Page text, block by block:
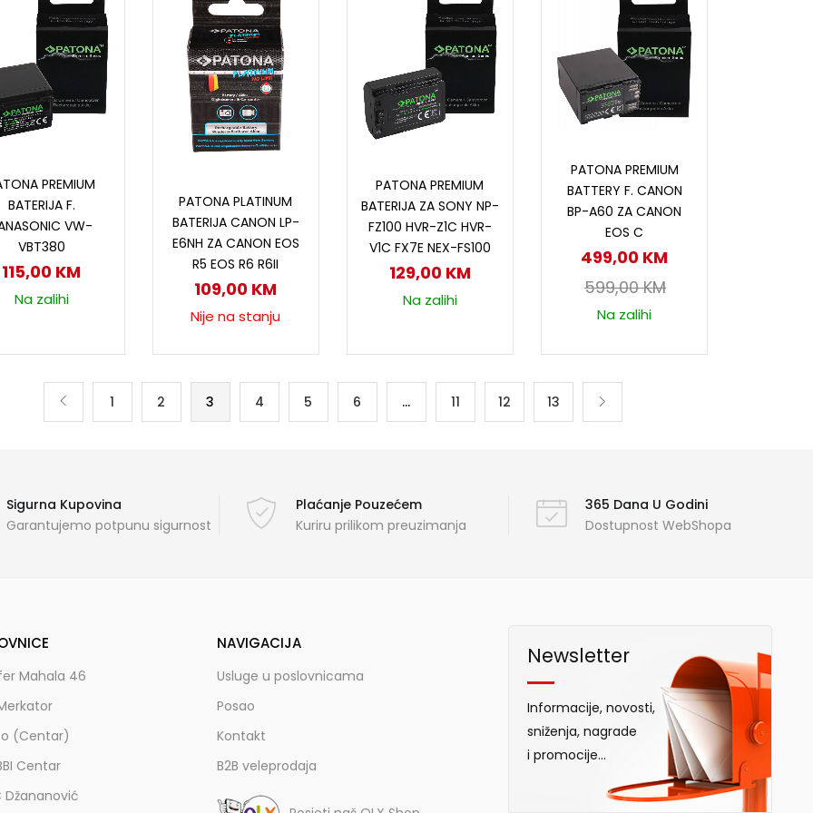
PREMIUM
BATERIJA F.
VW-
VBT380
115,00 KM
Na zalihi
PATONA PLATINUM
BATERIJA CANON LP-
E6NH ZA CANON EOS
R5 EOS R6 R6II
109,00 KM
Nije na stanju
PATONA PREMIUM
BATERIJA ZA SONY NP-
FZ100 HVR-Z1C HVR-
V1C FX7E NEX-FS100
129,00 KM
Na zalihi
PATONA PREMIUM
BATTERY F. CANON
BP-A60 ZA CANON
EOS C
499,00 KM
599,00KM
Na zalihi
1 2 3 4 5 6 … 11 12 13
Sigurna Kupovina
Garantujemo potpunu sigurnost
Plaćanje Pouzećem
Kuriru prilikom preuzimanja
365 Dana U Godini
Dostupnost WebShopa
Mahala 46
(Centar)
Centar
Džananović
NAVIGACIJA
Usluge u poslovnicama
Posao
Kontakt
B2B veleprodaja
Newsletter
Informacije, novosti,
sniženja, nagrade
i promocije...